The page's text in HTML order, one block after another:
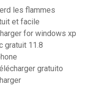
les flammes
et facile
for windows xp
gratuit 11.8
gratuito